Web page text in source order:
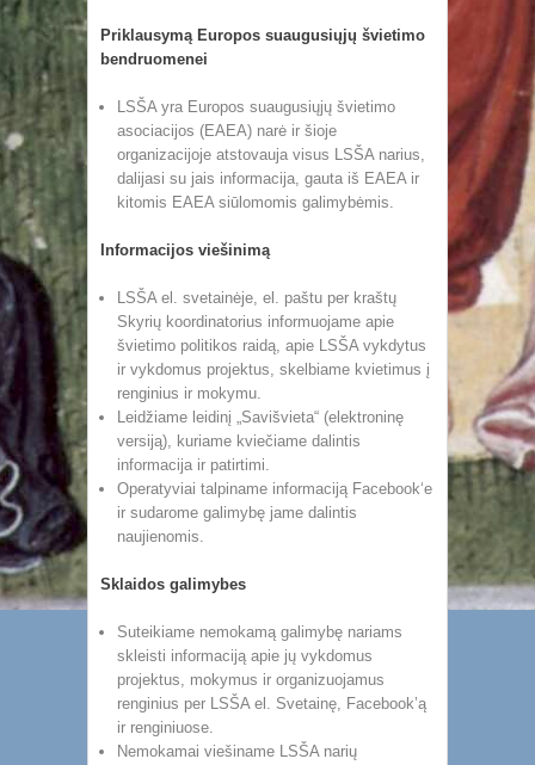
Priklausymą Europos suaugusiųjų švietimo
bendruomenei
LSŠA yra Europos suaugusiųjų švietimo
asociacijos (EAEA) narė ir šioje
organizacijoje atstovauja visus LSŠA narius,
dalijasi su jais informacija, gauta iš EAEA ir
kitomis EAEA siūlomomis galimybėmis.
Informacijos viešinimą
LSŠA el. svetainėje, el. paštu per kraštų
Skyrių koordinatorius informuojame apie
švietimo politikos raidą, apie LSŠA vykdytus
ir vykdomus projektus, skelbiame kvietimus į
renginius ir mokymu.
Leidžiame leidinį „Savišvieta“ (elektroninę
versiją), kuriame kviečiame dalintis
informacija ir patirtimi.
Operatyviai talpiname informaciją Facebook‘e
ir sudarome galimybę jame dalintis
naujienomis.
Sklaidos galimybes
Suteikiame nemokamą galimybę nariams
skleisti informaciją apie jų vykdomus
projektus, mokymus ir organizuojamus
renginius per LSŠA el. Svetainę, Facebook’ą
ir renginiuose.
Nemokamai viešiname LSŠA narių